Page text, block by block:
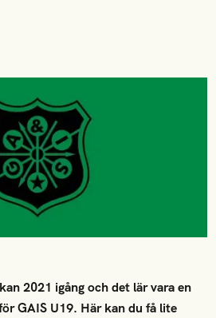
2021 igång och det lär vara en
GAIS U19. Här kan du få lite